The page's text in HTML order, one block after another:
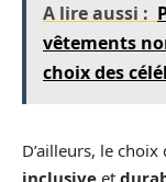
A lire aussi :
vêtements
choix des
D’ailleurs, le
inclusive et